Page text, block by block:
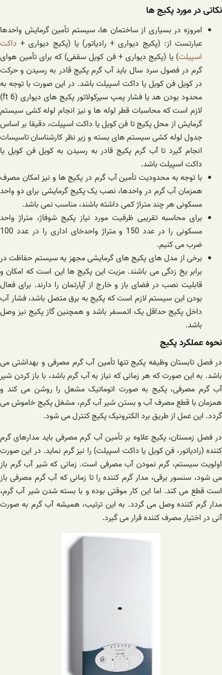
نکاتی در مورد پکیج ها
امروزه در بسیاری از ساختمان ها، سیستم تأمین گرمایش واحدها
عبارتست از: (پکیج دیواری + رادیاتور) یا (پکیج دیواری + داکت
اسپیلت) یا (پکیج دیواری + فن کویل سقفی) که برای تأمین هوای
گرم در فصول سرد سال باید آب گرم پکیج قادر به رسیدن و حرکت
در کویل فن کویل یا داکت اسپیلت باشد. در این صورت با توجه به
محدود بودن هد یا فشار پمپ سیرکولاتور پکیج های دیواری (ft 6)
لازم است که محاسبات قطر لوله ها و نیز انجام لوله کشی سیستم
گرمایش از محل پکیج تا فن کویل یا داکت اسپیلت، دقیقا بر اساس
جدول لوله کشی سیستم های بسته و زیر نظر کارشناسان تاسیسات
انجام گیرد تا آب گرم پکیج قادر به رسیدن به کویل فن کویل یا
داکت اسپیلت باشد.
با توجه به محدودیت تأمین آب گرم در پکیج ها و نیز امکان مصرف
همزمان آب گرم در واحدها، نصب یک پکیج گرمایشی برای دو واحد
مسکونی هر چند متراژ کمی داشته باشند، مناسب نمی باشد.
برای محاسبه تقریبی ظرفیت مورد نیاز پکیج شوفاژ، متراژ واحد
مسکونی را در عدد 150 و متراژ واحدخای اداری را در عدد 100
ضرب می کنیم.
برخی از مدل های پکیج های گرمایشی مجهز یه سیستم حفاظت در
برابر یخ زدگی می باشند. مزیت این پکیج ها این است که امکان و
قابلیت نصب در فضای باز و خارج از آپارتمان را دارند. برای فعال
بودن این سیستم لازم است که پکیج به برق متصل باشد، فشار آب
داخل پکیج حداقل یک اتمسفر باشد و همچنین گاز پکیج نیز وصل
باشد.
نحوه عملکرد پکیج
در فصل تابستان وظیفه پکیج تنها تأمین آب گرم مصرفی و بهداشتی می
باشد. به این صورت که هر زمانی که نیاز به آب گرم باشد، با باز کردن شیر
آب گرم مصرفی، پکیج به صورت اتوماتیک مشعل را روشن می کند و
همزمان با قطع مصرف آب و بستن شیر آب گرم، مشغل پکیج خاموش می
گردد. این عمل از طریق برد الکترونیک پکیج کنترل می شود.
در فصل زمستان، پکیج علاوه بر تأمین آب گرم مصرفی باید مدارهای گرم
کننده (رادیاتور، فن کویل یا داکت اسپیلت) را نیز گرم نماید. در این صورت
اولویت سیستم، گرم نمودن آب مصرفی است. زمانی که شیر آب گرم باز
می شود، سنسور برقی، مدار گرم کننده را تا زمانی که آب گرم مصرفی باز
است قطع می کند. اما این کار موقتی بوده و با بسته شدن شیر آب گرم،
مدار گرم کننده وصل می گردد. به این ترتیب، همیشه آب گرم به صورت
آنی در اختیار مصرف کننده قرار می گیرد.